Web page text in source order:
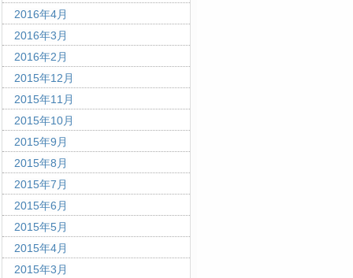
2016年4月
2016年3月
2016年2月
2015年12月
2015年11月
2015年10月
2015年9月
2015年8月
2015年7月
2015年6月
2015年5月
2015年4月
2015年3月